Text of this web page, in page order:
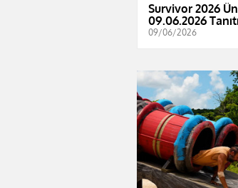
Survivor 2026
09.06.2026
09/06/2026